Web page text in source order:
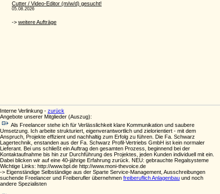
Interne Verlinkung - zurück
Angebote unserer Mitglieder (Auszug):
Als Freelancer stehe ich für Verlässlichkeit klare Kommunikation und saubere
Umsetzung. Ich arbeite strukturiert, eigenverantwortlich und zielorientiert - mit dem
Anspruch, Projekte effizient und nachhaltig zum Erfolg zu führen. Die Fa. Schwarz
Lagertechnik, enstanden aus der Fa. Schwarz Profil-Vertriebs GmbH ist kein normaler
Lieferant. Bei uns schließt ein Auftrag den gesamten Prozess, beginnend bei der
Kontaktaufnahme bis hin zur Durchführung des Projektes, jeden Kunden individuell mit ein.
Dabei blicken wir auf eine 40-jährige Erfahrung zurück. NEU: gebrauchte Regalsysteme
Wichtige Links: http://www.bpl.de http://www.moni-thevoice.de
-> Eigenständige Selbständige aus der Sparte Service-Management, Ausschreibungen
suchende Freelancer und Freiberufler übernehmen freiberuflich Anlagenbau und noch
andere Spezialisten